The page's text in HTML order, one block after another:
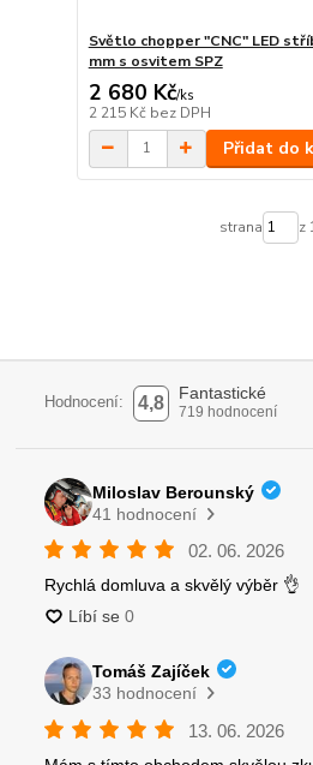
Světlo chopper "CNC" LED
mm s osvitem SPZ
2 680 Kč/ks
2 215 Kč bez DPH
Přidat do
strana z